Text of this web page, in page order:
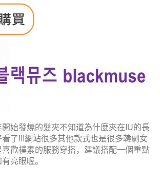
始發燒的髮夾不知道為什麼夾在IU的長
了!!!網站很多其他款式也是很多韓劇女
歡樸素的服務穿搭，建議搭配一個重點
亮眼喔。